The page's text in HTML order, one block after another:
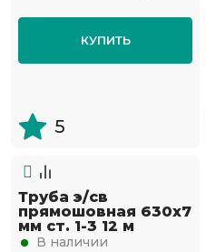
КУПИТЬ
5
Труба э/св
прямошовная 630х7
мм ст. 1-3 12 м
В наличии